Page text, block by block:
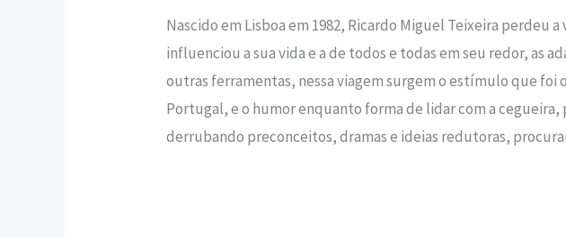
Nascido em Lisboa em 1982, Ricardo Miguel Teixeira perdeu
influenciou a sua vida e a de todos e todas em seu redor, as
outras ferramentas, nessa viagem surgem o estímulo que foi
Portugal, e o humor enquanto forma de lidar com a
derrubando preconceitos, dramas e ideias redutoras,